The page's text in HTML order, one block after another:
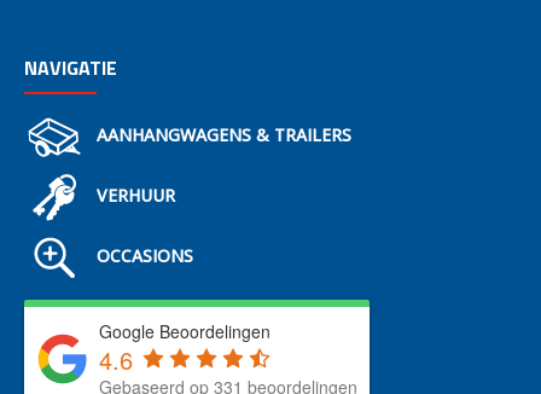
NAVIGATIE
AANHANGWAGENS & TRAILERS
VERHUUR
OCCASIONS
Google Beoordelingen
4.6
Gebaseerd op 331 beoordelingen